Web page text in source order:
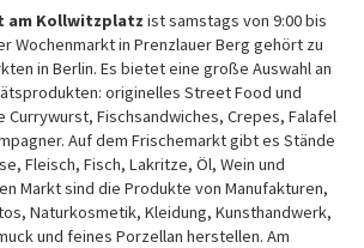
am Kollwitzplatz ist samstags von 9:00 bis
Wochenmarkt in Prenzlauer Berg gehört zu
in Berlin. Es bietet eine große Auswahl an
originelles Street Food und
Currywurst, Fischsandwiches, Crepes, Falafel
Auf dem Frischemarkt gibt es Stände
Fleisch, Fisch, Lakritze, Öl, Wein und
Markt sind die Produkte von Manufakturen,
Naturkosmetik, Kleidung, Kunsthandwerk,
und feines Porzellan herstellen. Am